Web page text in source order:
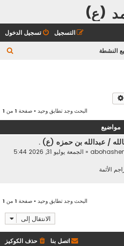
(ع)
تسجيل الدخول التسجيل
النشطة
البحث وجد تطابق وحيد • صفحة 1 من 1
مواضيع
/ عبدالله بن حمزه (ع) .
«
الجمعة يوليو 31, 2026 5:44
الأئمة
البحث وجد تطابق وحيد • صفحة 1 من 1
الانتقال إلى
حذف الكوكيز اتصل بنا